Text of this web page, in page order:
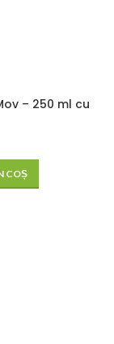
– 250 ml cu
COȘ